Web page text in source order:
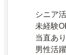
シニア
未経験
当直あり
男性活